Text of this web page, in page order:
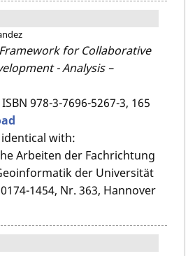
for Collaborative
- Analysis –
ISBN 978-3-7696-5267-3, 165
with:
Arbeiten der Fachrichtung
der Universität
1454, Nr. 363, Hannover